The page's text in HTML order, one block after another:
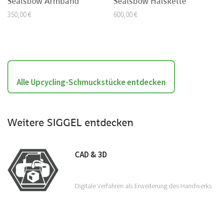
auf
werden
350,00€ 600,00€
Alle Upcycling-Schmuckstücke entdecken
Weitere SIGGEL entdecken
CAD & 3D
Digitale Verfahren als Erweiterung des Handwerks